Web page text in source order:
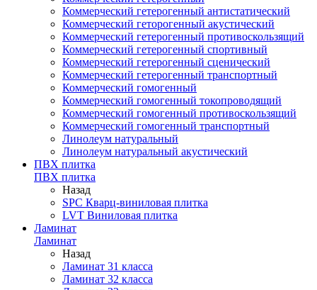
Коммерческий гетерогенный антистатический
Коммерческий геторогенный акустический
Коммерческий гетерогенный противоскользящий
Коммерческий гетерогенный спортивный
Коммерческий гетерогенный сценический
Коммерческий гетерогенный транспортный
Коммерческий гомогенный
Коммерческий гомогенный токопроводящий
Коммерческий гомогенный противоскользящий
Коммерческий гомогенный транспортный
Линолеум натуральный
Линолеум натуральный акустический
ПВХ плитка
ПВХ плитка
Назад
SPC Кварц-виниловая плитка
LVT Виниловая плитка
Ламинат
Ламинат
Назад
Ламинат 31 класса
Ламинат 32 класса